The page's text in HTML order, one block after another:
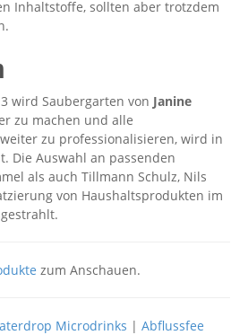
Inhaltstoffe, sollten aber trotzdem
wird Saubergarten von Janine
zu machen und alle
zu professionalisieren, wird in
Die Auswahl an passenden
als auch Tillmann Schulz, Nils
von Haushaltsprodukten im
zum Anschauen.
Microdrinks | Abflussfee